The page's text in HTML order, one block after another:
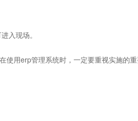
入现场。
用erp管理系统时，一定要重视实施的